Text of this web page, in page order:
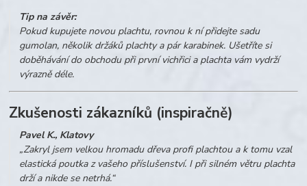
Tip na závěr:
Pokud kupujete novou plachtu, rovnou k ní přidejte sadu
gumolan, několik držáků plachty a pár karabinek. Ušetříte si
doběhávání do obchodu při první vichřici a plachta vám vydrží
výrazně déle.
Zkušenosti zákazníků (inspiračně)
Pavel K., Klatovy
„Zakryl jsem velkou hromadu dřeva profi plachtou a k tomu vzal
elastická poutka z vašeho příslušenství. I při silném větru plachta
drží a nikde se netrhá.“